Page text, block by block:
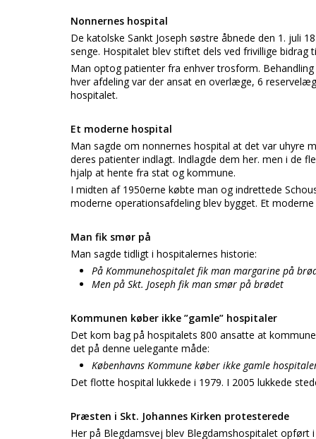
Nonnernes hospital
De katolske Sankt Joseph søstre åbnede den 1. juli
senge. Hospitalet blev stiftet dels ved frivillige bidrag
Man optog patienter fra enhver trosform.
hver afdeling var der ansat en overlæge, 6
hospitalet.
Et moderne hospital
Man sagde om nonnernes hospital at det var uhyre
deres patienter indlagt. Indlagde dem her. men i de
hjalp at hente fra stat og kommune.
I midten af 1950erne købte man og indrettede
moderne operationsafdeling blev bygget. Et
Man fik smør på
Man sagde tidligt i hospitalernes historie:
På Kommunehospitalet fik man margarine på
Men på Skt. Joseph fik man smør på brødet
Kommunen køber ikke ”gamle” hospitaler
Det kom bag på hospitalets 800 ansatte at
det på denne uelegante måde:
Københavns Kommune køber ikke gamle
Det flotte hospital lukkede i 1979. I 2005 lukkede
Præsten i Skt. Johannes Kirken protesterede
Her på Blegdamsvej blev Blegdamshospitalet opført